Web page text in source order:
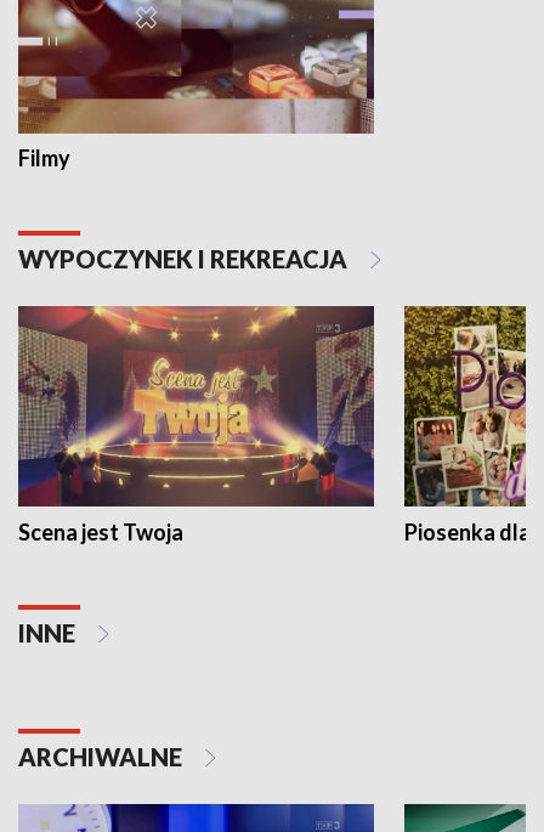
Filmy
WYPOCZYNEK I REKREACJA
Scena jest Twoja Piosenka dla
INNE
ARCHIWALNE